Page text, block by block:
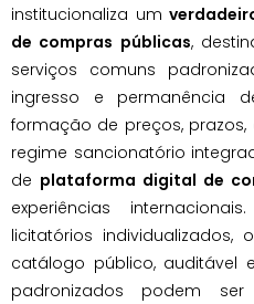
institucionaliza um
de compras públicas,
serviços comuns
ingresso e permanência
formação de preços,
regime sancionatório
de plataforma digital de
experiências
licitatórios individualizados,
catálogo público, auditável
padronizados podem